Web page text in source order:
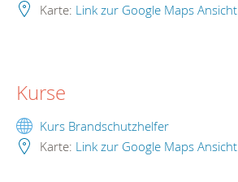
Karte: Link zur Google Maps Ansicht
Kurse
Kurs Brandschutzhelfer
Karte: Link zur Google Maps Ansicht